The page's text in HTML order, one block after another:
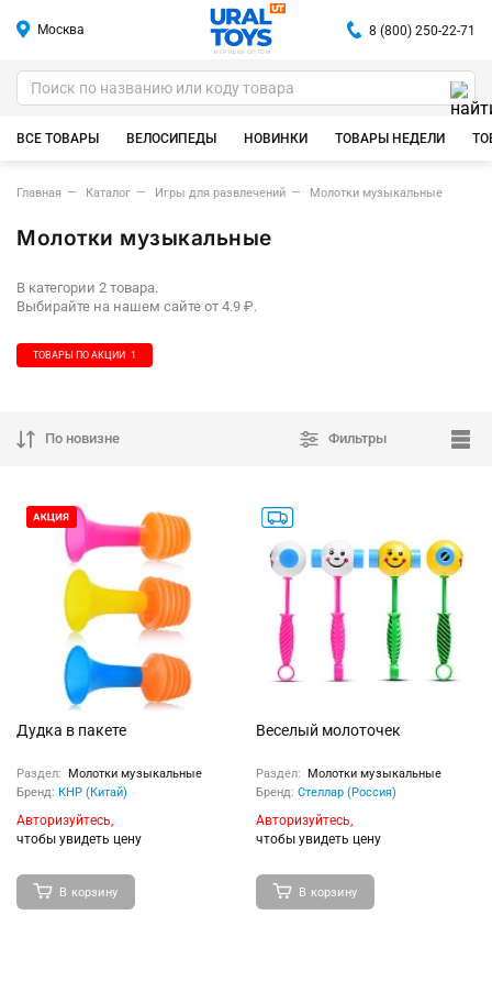
Москва
ИГРУШКИ ОПТОМ
8 (800) 250-22-71
ВСЕ ТОВАРЫ ВЕЛОСИПЕДЫ НОВИНКИ ТОВАРЫ НЕДЕЛИ
Главная Каталог Игры для развлечений Молотки музыкальные
Молотки музыкальные
В категории 2 товара.
Выбирайте на нашем сайте от 4.9 ₽.
ТОВАРЫ ПО АКЦИИ 1
По новизне Фильтры
Дудка в пакете
Раздел:
Молотки музыкальные
Бренд: КНР (Китай)
Авторизуйтесь,
чтобы увидеть цену
В корзину
Веселый молоточек
Раздел:
Молотки музыкальные
Бренд: Стеллар (Россия)
Авторизуйтесь,
чтобы увидеть цену
В корзину